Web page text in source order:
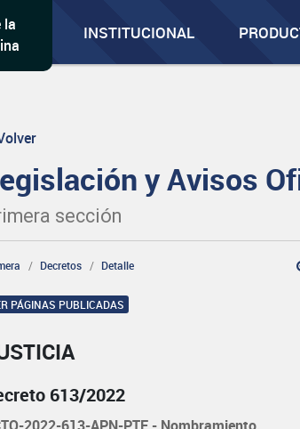
la
INSTITUCIONAL
y Avisos
sección
Decretos Detalle
PÁGINAS PUBLICADAS
613/2022